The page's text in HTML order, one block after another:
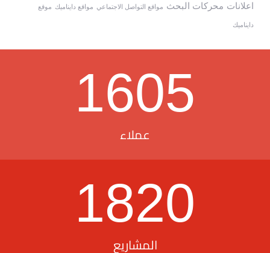
اعلانات محركات البحث مواقع التواصل الاجتماعي مواقع دايناميك موقع
دايناميك
1605
عملاء
1820
المشاريع